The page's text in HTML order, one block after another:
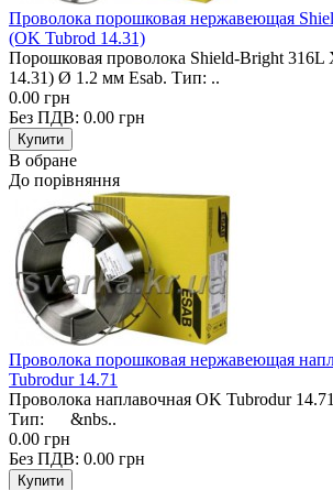
Проволока порошковая нержавеющая
(OK Tubrod 14.31)
Порошковая проволока Shield-Bright 316L
14.31) Ø 1.2 мм Esab. Тип: ..
0.00 грн
Без ПДВ: 0.00 грн
В обране
До порівняння
Проволока порошковая нержавеющая
Tubrodur 14.71
Проволока наплавочная OK Tubrodur
Тип: &nbs..
0.00 грн
Без ПДВ: 0.00 грн